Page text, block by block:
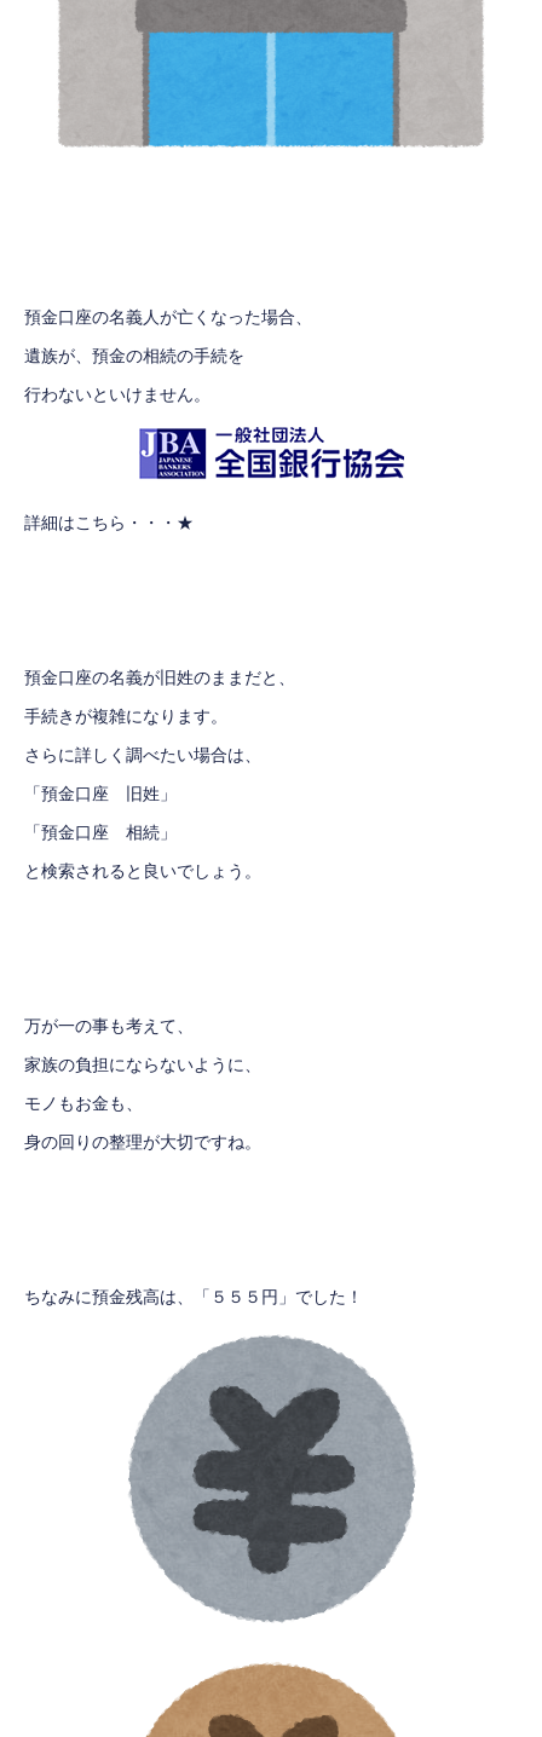
預金口座の名義人が亡くなった場合、
遺族が、預金の相続の手続を
行わないといけません。
詳細はこちら・・・ ★
預金口座の名義が旧姓のままだと、
手続きが複雑になります。
さらに詳しく調べたい場合は、
「預金口座 旧姓」
「預金口座 相続」
と検索されると良いでしょう。
万が一の事も考えて、
家族の負担にならないように、
モノもお金も、
身の回りの整理が大切ですね。
ちなみに預金残高は、「５５５円」でした！